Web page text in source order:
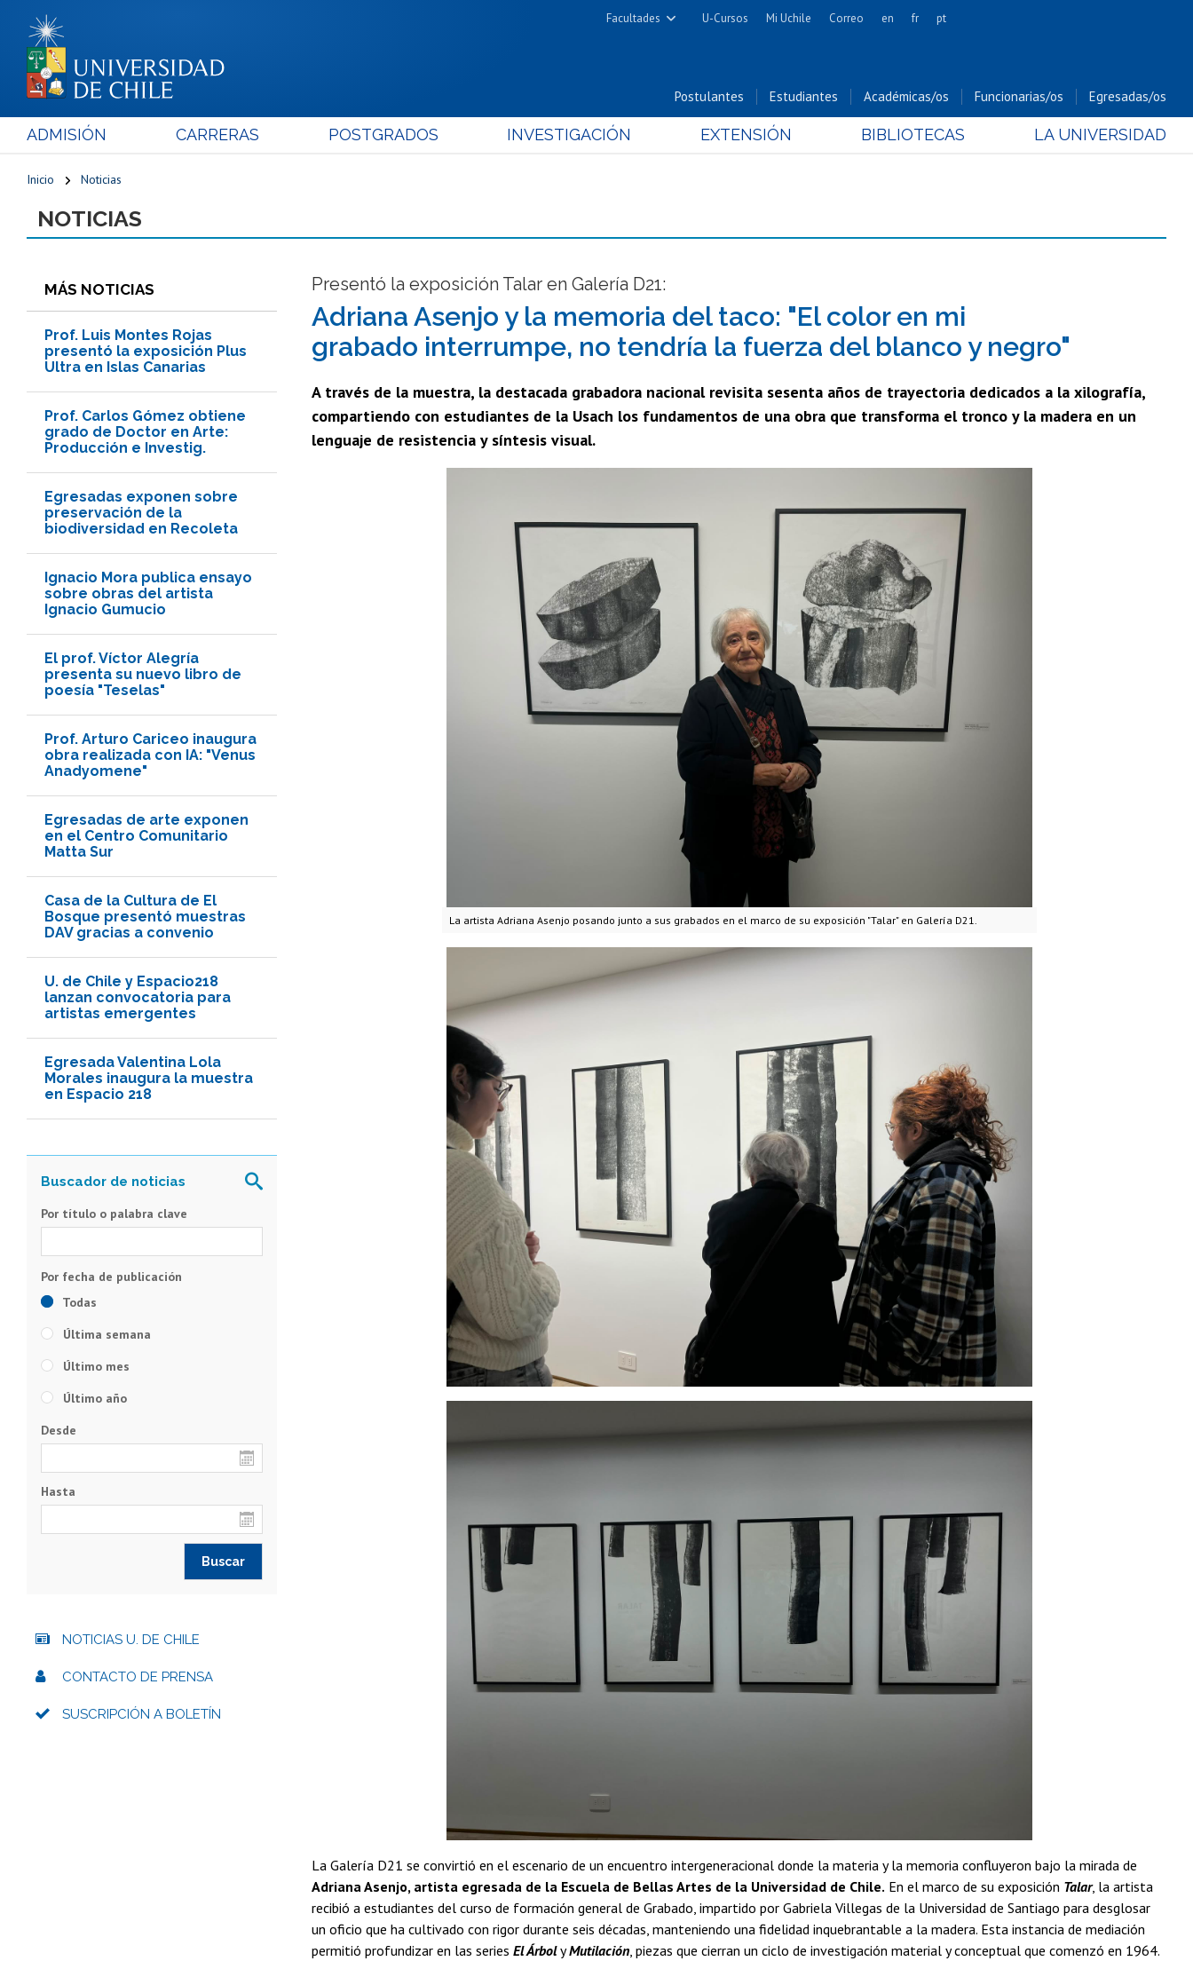
Facultades
Cs. Físicas y Matemáticas
Cs. Forestales y Conservación
Cs. Químicas y Farmacéuticas
Cs. Sociales
Estudios Avanzados en Educación
Nutrición y Tecnología de
Alimentos
Hospital Clínico
U-Cursos Mi Uchile Correo en fr pt
Postulantes Estudiantes Académicas/os Funcionarias/os Egresadas/os
ADMISIÓN CARRERAS POSTGRADOS INVESTIGACIÓN EXTENSIÓN BIBLIOTECAS LA UNIVERSIDAD
Inicio Noticias
NOTICIAS
MÁS NOTICIAS
Prof. Luis Montes Rojas
presentó la exposición Plus
Ultra en Islas Canarias
Prof. Carlos Gómez obtiene
grado de Doctor en Arte:
Producción e Investig.
Egresadas exponen sobre
preservación de la
biodiversidad en Recoleta
Ignacio Mora publica ensayo
sobre obras del artista
Ignacio Gumucio
El prof. Víctor Alegría
presenta su nuevo libro de
poesía "Teselas"
Prof. Arturo Cariceo inaugura
obra realizada con IA: "Venus
Anadyomene"
Egresadas de arte exponen
en el Centro Comunitario
Matta Sur
Casa de la Cultura de El
Bosque presentó muestras
DAV gracias a convenio
U. de Chile y Espacio218
lanzan convocatoria para
artistas emergentes
Egresada Valentina Lola
Morales inaugura la muestra
en Espacio 218
Presentó la exposición Talar en Galería D21:
Adriana Asenjo y la memoria del taco: "El color en mi
grabado interrumpe, no tendría la fuerza del blanco y negro"
A través de la muestra, la destacada grabadora nacional revisita sesenta años de trayectoria dedicados a la xilografía,
compartiendo con estudiantes de la Usach los fundamentos de una obra que transforma el tronco y la madera en un
lenguaje de resistencia y síntesis visual.
La artista Adriana Asenjo posando junto a sus grabados en el marco de su exposición "Talar" en Galería D21.
La Galería D21 se convirtió en el escenario de un encuentro intergeneracional donde la materia y la memoria confluyeron bajo la mirada de
Adriana Asenjo, artista egresada de la Escuela de Bellas Artes de la Universidad de Chile. En el marco de su exposición Talar, la artista
recibió a estudiantes del curso de formación general de Grabado, impartido por Gabriela Villegas de la Universidad de Santiago para desglosar
un oficio que ha cultivado con rigor durante seis décadas, manteniendo una fidelidad inquebrantable a la madera. Esta instancia de mediación
permitió profundizar en las series El ÁrbolyMutilación , piezas que cierran un ciclo de investigación material y conceptual que comenzó en 1964.
Por título o palabra clave
Todas
Última semana
Último mes
Último año
Desde
Hasta
NOTICIAS U. DE CHILE
CONTACTO DE PRENSA
SUSCRIPCIÓN A BOLETÍN